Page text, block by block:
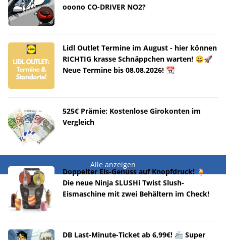
ooono CO-DRIVER NO2?
Lidl Outlet Termine im August - hier können
RICHTIG krasse Schnäppchen warten! 😀🚀
Neue Termine bis 08.08.2026! 📆
525€ Prämie: Kostenlose Girokonten im
Vergleich
Alle anzeigen
Doppelter Eis-Genuss auf Knopfdruck! 🍹
Die neue Ninja SLUSHi Twist Slush-
Eismaschine mit zwei Behältern im Check!
DB Last-Minute-Ticket ab 6,99€! 🚈 Super